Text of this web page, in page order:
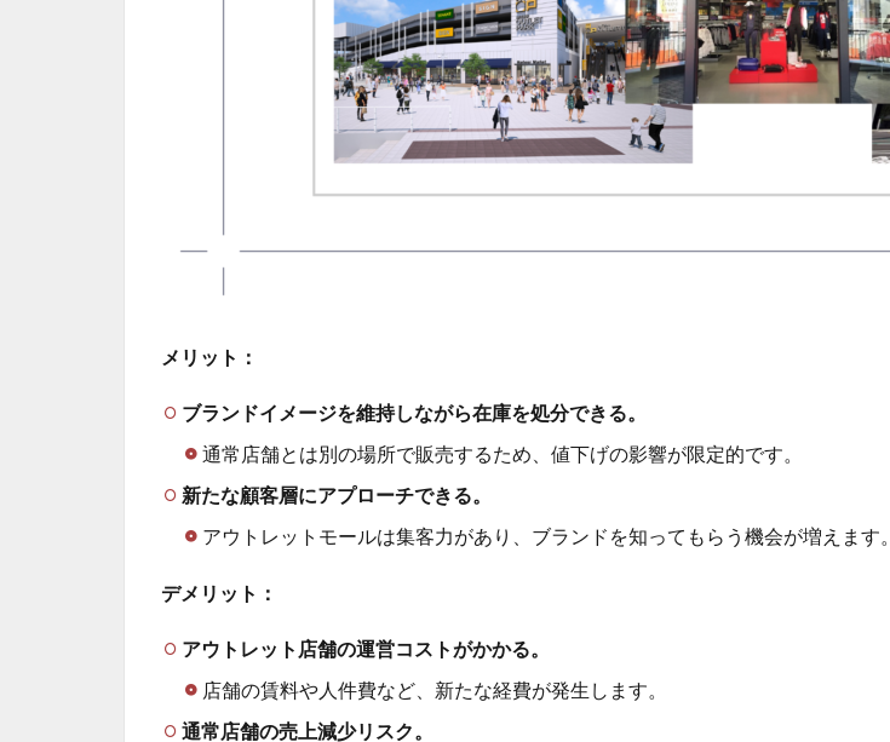
メリット：
ブランドイメージを維持しながら在庫を処分できる。
通常店舗とは別の場所で販売するため、値下げの影響が限定的です。
新たな顧客層にアプローチできる。
アウトレットモールは集客力があり、ブランドを知ってもらう機会が増えます。
デメリット：
アウトレット店舗の運営コストがかかる。
店舗の賃料や人件費など、新たな経費が発生します。
通常店舗の売上減少リスク。